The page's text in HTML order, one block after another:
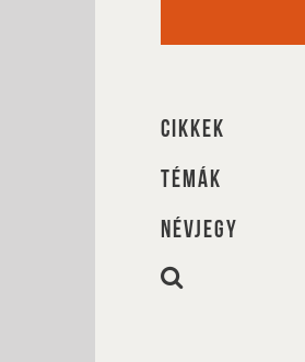
CIKKEK
TÉMÁK
NÉVJEGY